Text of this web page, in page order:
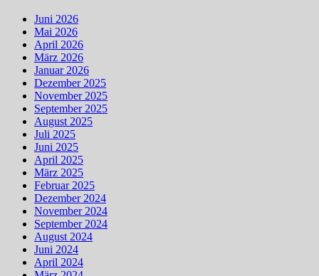
Juni 2026
Mai 2026
April 2026
März 2026
Januar 2026
Dezember 2025
November 2025
September 2025
August 2025
Juli 2025
Juni 2025
April 2025
März 2025
Februar 2025
Dezember 2024
November 2024
September 2024
August 2024
Juni 2024
April 2024